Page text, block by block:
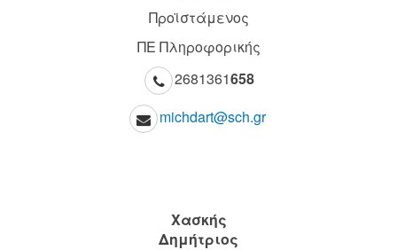
Προϊστάμενος
ΠΕ Πληροφορικής
2681361658
michdart@sch.gr
Χασκής
Δημήτριος